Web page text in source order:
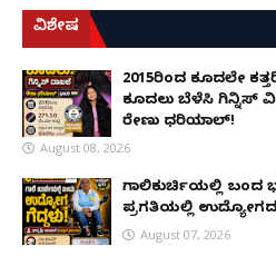
ವಿಶೇಷ
2015ರಿಂದ ಕೂದಲೇ
ಕೂದಲು ಬೆಳೆಸಿ ಗಿನ್ನಿಸ್
ರೇಣು ಧರಿಯಾಲ್!
August 08, 2026
ಗಾಲಿಕುರ್ಚಿಯಲ್ಲಿ ಬಂದ
ಪ್ರಗತಿಯಲ್ಲಿ
August 07, 2026